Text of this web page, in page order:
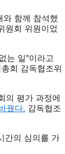
함께 참석했
원회 위원이었
는 일"이라고
회 감독협조위
의 평가 과정에
꿨다. 감독협조
간의 심의를 가